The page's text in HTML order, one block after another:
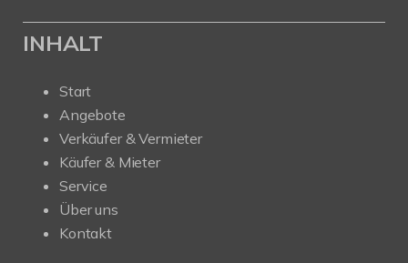
INHALT
Start
Angebote
Verkäufer & Vermieter
Käufer & Mieter
Service
Über uns
Kontakt